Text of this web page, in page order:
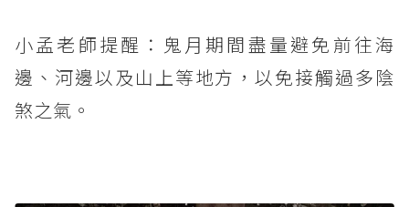
小孟老師提醒：鬼月期間盡量避免前往海
邊、河邊以及山上等地方，以免接觸過多陰
煞之氣。